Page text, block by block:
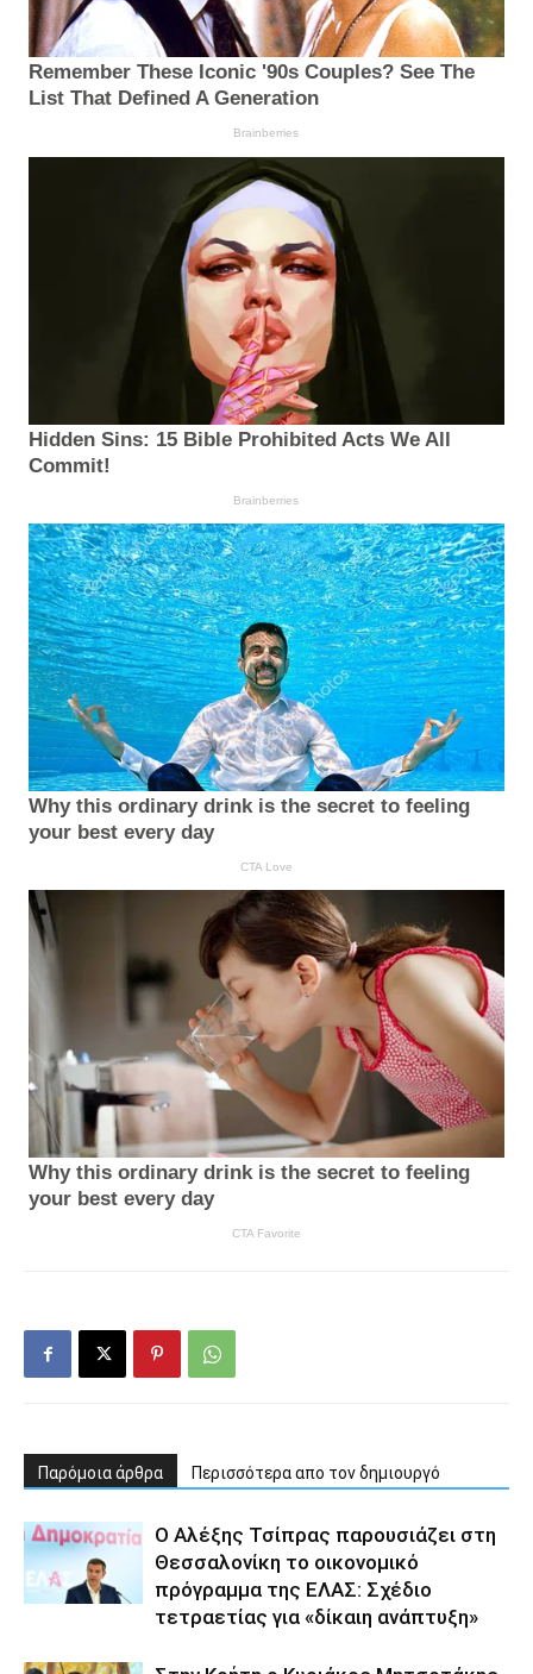
Παρόμοια άρθρα Περισσότερα απο τον δημιουργό
Ο Αλέξης Τσίπρας παρουσιάζει στη
Θεσσαλονίκη το οικονομικό
πρόγραμμα της ΕΛΑΣ: Σχέδιο
τετραετίας για «δίκαιη ανάπτυξη»